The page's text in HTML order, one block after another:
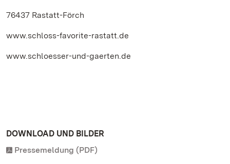
76437 Rastatt-Förch
www.schloss-favorite-rastatt.de
www.schloesser-und-gaerten.de
DOWNLOAD UND BILDER
Pressemeldung (PDF)